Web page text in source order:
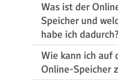
Was ist der
Speicher und
habe ich dadurch?
Wie kann ich auf
Online-Speicher